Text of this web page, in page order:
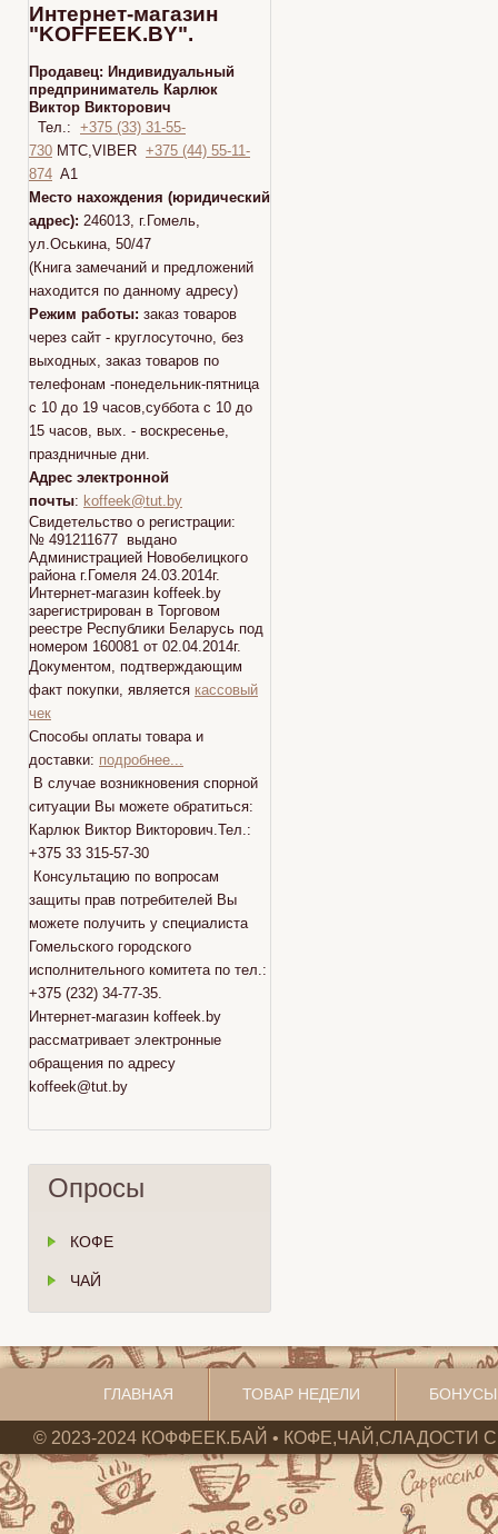
Интернет-магазин
"KOFFEEK.BY".
Продавец: Индивидуальный
предприниматель Карлюк
Виктор Викторович
Тел.: +375 (33) 31-55-
730 МТС,VIBER +375 (44) 55-11-
874 A1
Место нахождения (юридический
адрес): 246013, г.Гомель,
ул.Оськина, 50/47
(Книга замечаний и предложений
находится по данному адресу)
Режим работы: заказ товаров
через сайт - круглосуточно, без
выходных, заказ товаров по
телефонам -понедельник-пятница
с 10 до 19 часов,суббота с 10 до
15 часов, вых. - воскресенье,
праздничные дни.
Адрес электронной
почты: koffeek@tut.by
Свидетельство о регистрации:
№ 491211677 выдано
Администрацией Новобелицкого
района г.Гомеля 24.03.2014г.
Интернет-магазин koffeek.by
зарегистрирован в Торговом
реестре Республики Беларусь под
номером 160081 от 02.04.2014г.
Документом, подтверждающим
факт покупки, является кассовый
чек
Способы оплаты товара и
доставки: подробнее...
В случае возникновения спорной
ситуации Вы можете обратиться:
Карлюк Виктор Викторович.Тел.:
+375 33 315-57-30
Консультацию по вопросам
защиты прав потребителей Вы
можете получить у специалиста
Гомельского городского
исполнительного комитета по тел.:
+375 (232) 34-77-35.
Интернет-магазин koffeek.by
рассматривает электронные
обращения по адресу
koffeek@tut.by
Опросы
КОФЕ
ЧАЙ
ГЛАВНАЯ ТОВАР НЕДЕЛИ
© 2023-2024 КОФФЕЕК.БАЙ • КОФЕ,ЧАЙ,СЛАДОСТИ С